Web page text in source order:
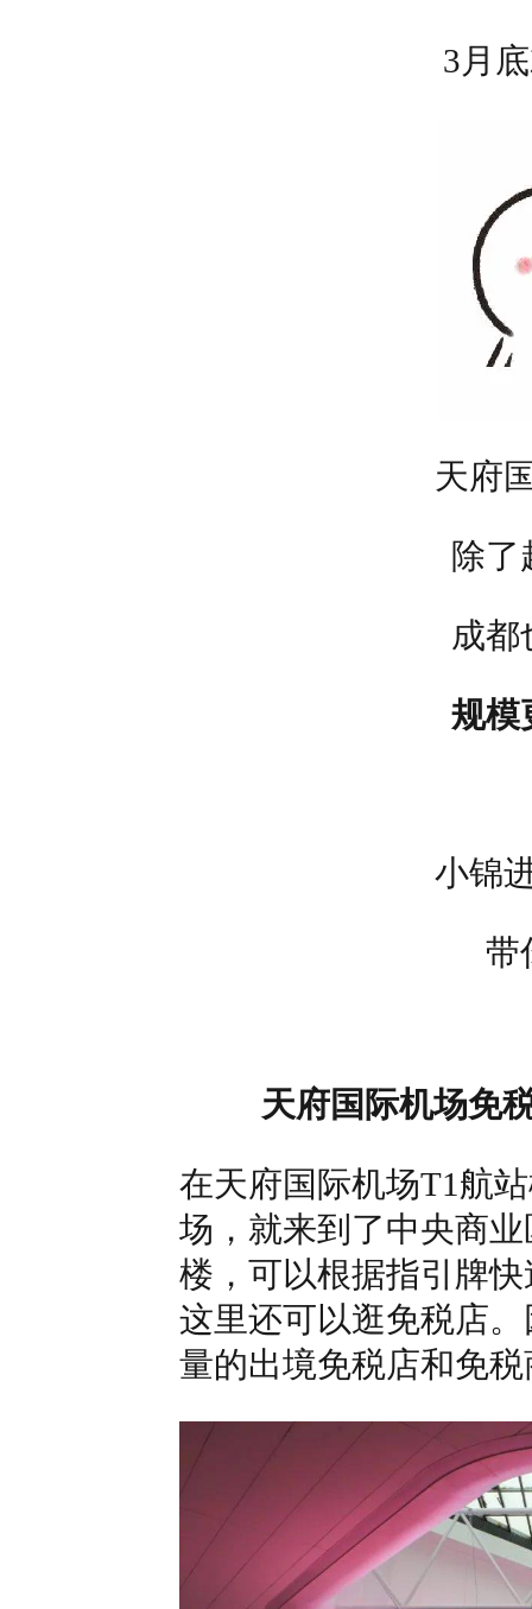
3月
天府
除了
成都
规模
小锦
带
天府国际机场免
在天府国际机场T1航
场，就来到了中央商
楼，可以根据指引牌
这里还可以逛免税店
量的出境免税店和免